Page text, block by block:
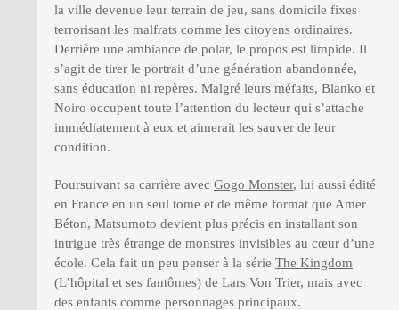
la ville devenue leur terrain de jeu, sans domicile fixes
terrorisant les malfrats comme les citoyens ordinaires.
Derrière une ambiance de polar, le propos est limpide. Il
s’agit de tirer le portrait d’une génération abandonnée,
sans éducation ni repères. Malgré leurs méfaits, Blanko et
Noiro occupent toute l’attention du lecteur qui s’attache
immédiatement à eux et aimerait les sauver de leur
condition.
Poursuivant sa carrière avec Gogo Monster, lui aussi édité
en France en un seul tome et de même format que Amer
Béton, Matsumoto devient plus précis en installant son
intrigue très étrange de monstres invisibles au cœur d’une
école. Cela fait un peu penser à la série The Kingdom
(L’hôpital et ses fantômes) de Lars Von Trier, mais avec
des enfants comme personnages principaux.